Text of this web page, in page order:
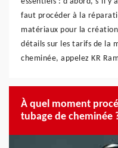
faut procéder à la
matériaux pour la
détails sur les tarifs de la
cheminée, appelez KR
À quel moment
tubage de cheminée